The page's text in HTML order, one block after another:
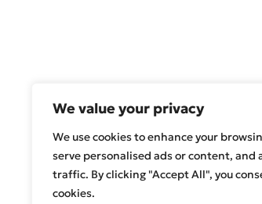
We value your privacy
We use cookies to enhance your
serve personalised ads or content, and
traffic. By clicking "Accept All", you
cookies.